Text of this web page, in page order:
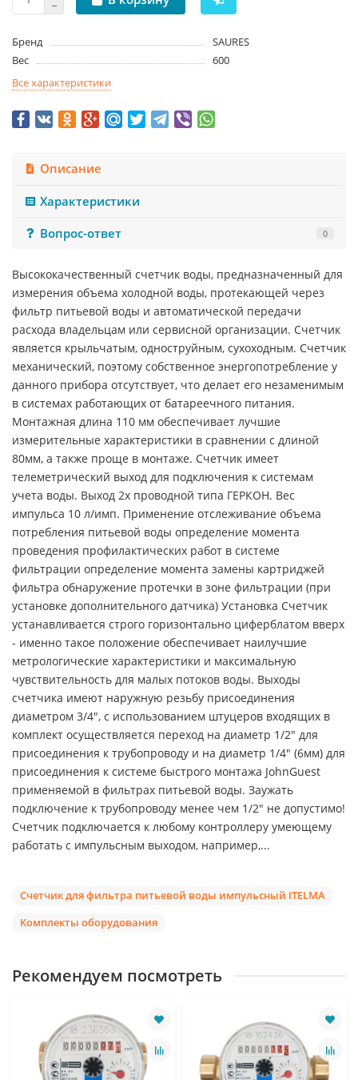
Бренд
SAURES
Вес
600
Все характеристики
Описание
Характеристики
Вопрос-ответ
0
Высококачественный счетчик воды, предназначенный для
измерения объема холодной воды, протекающей через
фильтр питьевой воды и автоматической передачи
расхода владельцам или сервисной организации. Счетчик
является крыльчатым, одноструйным, сухоходным. Счетчик
механический, поэтому собственное энергопотребление у
данного прибора отсутствует, что делает его незаменимым
в системах работающих от батареечного питания.
Монтажная длина 110 мм обеспечивает лучшие
измерительные характеристики в сравнении с длиной
80мм, а также проще в монтаже. Счетчик имеет
телеметрический выход для подключения к системам
учета воды. Выход 2х проводной типа ГЕРКОН. Вес
импульса 10 л/имп. Применение отслеживание объема
потребления питьевой воды определение момента
проведения профилактических работ в системе
фильтрации определение момента замены картриджей
фильтра обнаружение протечки в зоне фильтрации (при
установке дополнительного датчика) Установка Счетчик
устанавливается строго горизонтально циферблатом вверх
- именно такое положение обеспечивает наилучшие
метрологические характеристики и максимальную
чувствительность для малых потоков воды. Выходы
счетчика имеют наружную резьбу присоединения
диаметром 3/4", с использованием штуцеров входящих в
комплект осуществляется переход на диаметр 1/2" для
присоединения к трубопроводу и на диаметр 1/4" (6мм) для
присоединения к системе быстрого монтажа JohnGuest
применяемой в фильтрах питьевой воды. Заужать
подключение к трубопроводу менее чем 1/2" не допустимо!
Счетчик подключается к любому контроллеру умеющему
работать с импульсным выходом, например,...
Счетчик для фильтра питьевой воды импульсный ITELMA
Комплекты оборудования
Рекомендуем посмотреть